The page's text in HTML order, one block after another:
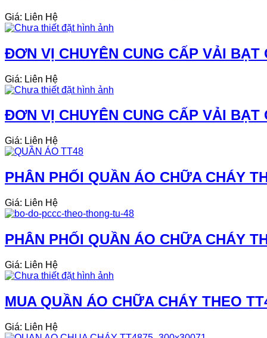
Giá: Liên Hệ
ĐƠN VỊ CHUYÊN CUNG CẤP VẢI
Giá: Liên Hệ
ĐƠN VỊ CHUYÊN CUNG CẤP VẢI
Giá: Liên Hệ
PHÂN PHỐI QUẦN ÁO CHỮA CHÁY
Giá: Liên Hệ
PHÂN PHỐI QUẦN ÁO CHỮA CHÁY
Giá: Liên Hệ
MUA QUẦN ÁO CHỮA CHÁY THEO
Giá: Liên Hệ